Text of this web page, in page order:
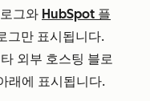
그와 HubSpot 플
그만 표시됩니다.
외부 호스팅 블로
래에 표시됩니다.